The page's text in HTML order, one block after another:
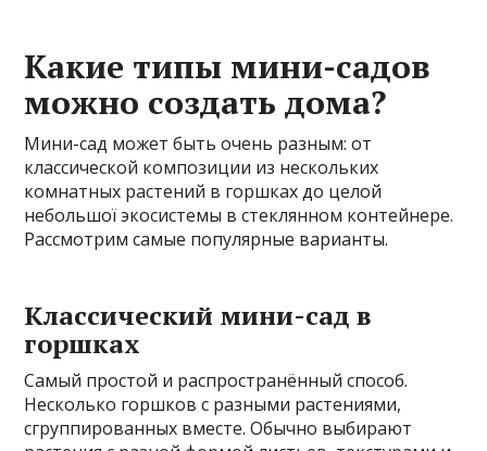
Какие типы мини-садов
можно создать дома?
Мини-сад может быть очень разным: от
классической композиции из нескольких
комнатных растений в горшках до целой
небольшої экосистемы в стеклянном контейнере.
Рассмотрим самые популярные варианты.
Классический мини-сад в
горшках
Самый простой и распространённый способ.
Несколько горшков с разными растениями,
сгруппированных вместе. Обычно выбирают